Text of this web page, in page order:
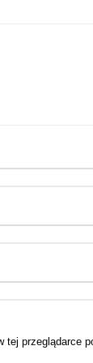
tej przeglądarce